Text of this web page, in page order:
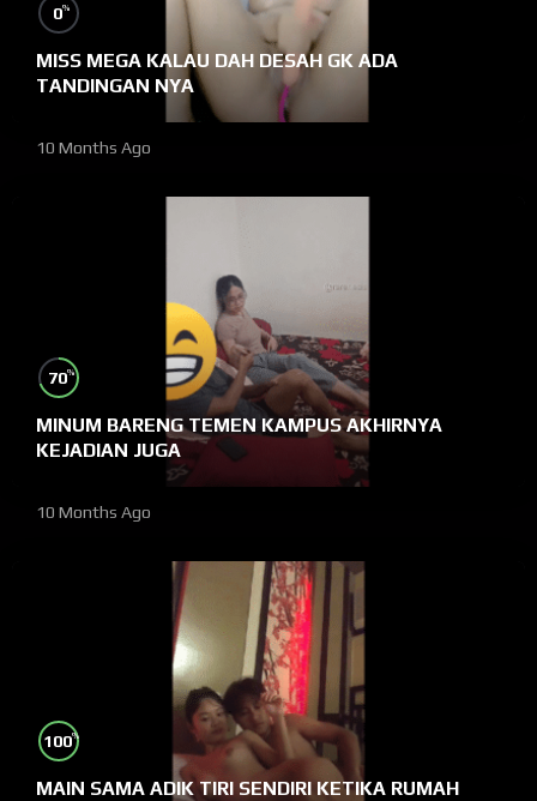
0%
MISS MEGA KALAU DAH DESAH GK ADA
TANDINGAN NYA
10 Months Ago
70%
MINUM BARENG TEMEN KAMPUS AKHIRNYA
KEJADIAN JUGA
10 Months Ago
100%
MAIN SAMA ADIK TIRI SENDIRI KETIKA RUMAH